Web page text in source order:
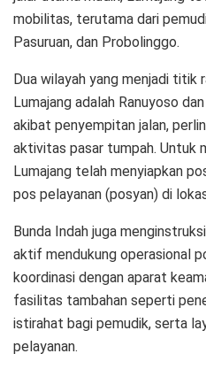
mobilitas, terutama dari
Pasuruan, dan Probolinggo.
Dua wilayah yang menjadi titik
Lumajang adalah Ranuyoso
akibat penyempitan jalan,
aktivitas pasar tumpah. Untuk
Lumajang telah menyiapkan
pos pelayanan (posyan) di
Bunda Indah juga
aktif mendukung operasional
koordinasi dengan aparat
fasilitas tambahan seperti
istirahat bagi pemudik, serta
pelayanan.